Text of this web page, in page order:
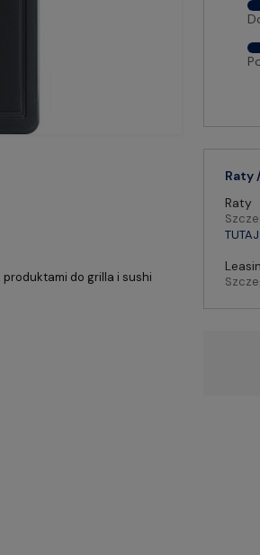
do grilla i sushi
Raty
Raty
TUTAJ